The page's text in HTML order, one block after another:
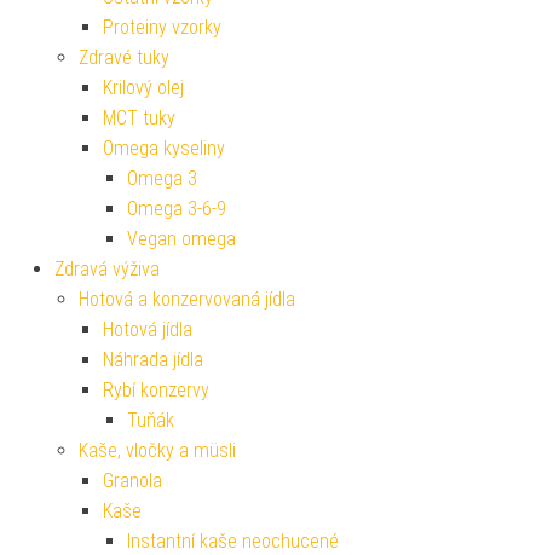
Proteiny vzorky
Zdravé tuky
Krilový olej
MCT tuky
Omega kyseliny
Omega 3
Omega 3-6-9
Vegan omega
Zdravá výživa
Hotová a konzervovaná jídla
Hotová jídla
Náhrada jídla
Rybí konzervy
Tuňák
Kaše, vločky a müsli
Granola
Kaše
Instantní kaše neochucené